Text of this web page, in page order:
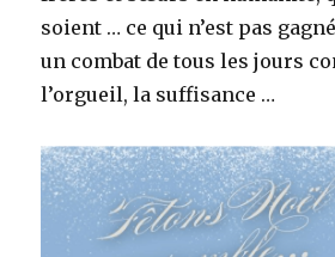
soient … ce qui n’est pas gagné
un combat de tous les jours
l’orgueil, la suffisance …